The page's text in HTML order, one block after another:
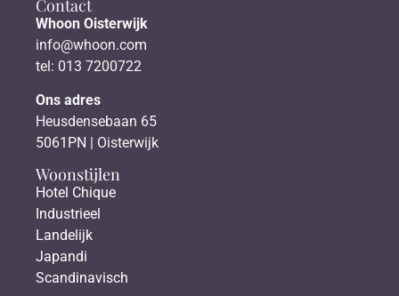
Contact
Whoon Oisterwijk
info@whoon.com
tel: 013 7200722
Ons adres
Heusdensebaan 65
5061PN | Oisterwijk
Woonstijlen
Hotel Chique
Industrieel
Landelijk
Japandi
Scandinavisch